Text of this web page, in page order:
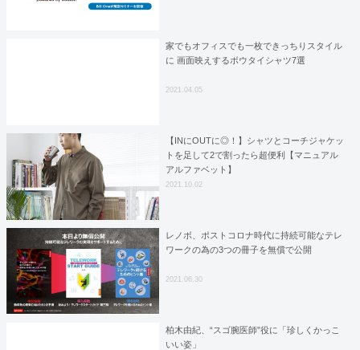
家でもオフィスでも一枚できっちりスタイル
に 画面映えするボウタイシャツ7選
2021.04.05
【INにOUTに◎！】シャツとコーチジャケッ
トを足して2で割ったら超便利【マニュアル
アルファベット】
2021.10.02
レノボ、ポストコロナ時代に持続可能なテレ
ワークの為の3つの冊子を無償で公開
2021.06.30
柏木由紀、“スゴ腕医師”役に「珍しくかっこ
いい姿」